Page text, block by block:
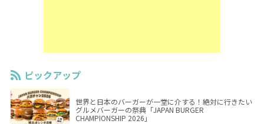
ピックアップ
世界と日本のバーガーが一堂に介する！絶対に行きたい
グルメバーガーの祭典「JAPAN BURGER
CHAMPIONSHIP 2026」